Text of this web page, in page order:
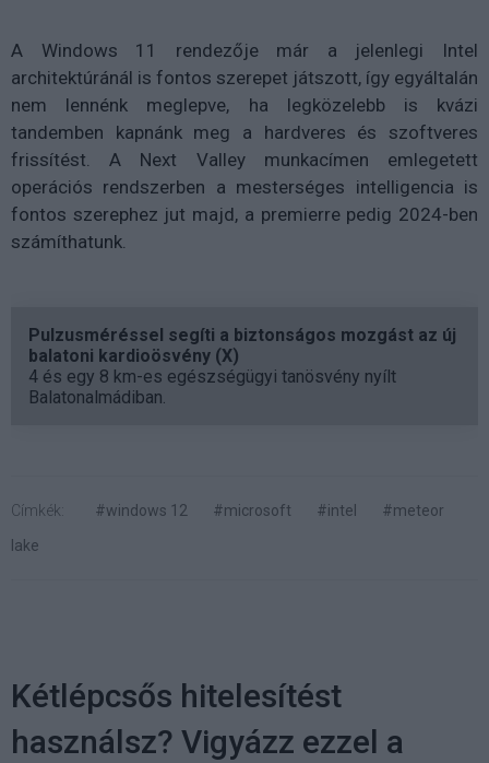
A Windows 11 rendezője már a jelenlegi Intel
architektúránál is fontos szerepet játszott, így egyáltalán
nem lennénk meglepve, ha legközelebb is kvázi
tandemben kapnánk meg a hardveres és szoftveres
frissítést. A Next Valley munkacímen emlegetett
operációs rendszerben a mesterséges intelligencia is
fontos szerephez jut majd, a premierre pedig 2024-ben
számíthatunk.
Pulzusméréssel segíti a biztonságos mozgást az új
balatoni kardioösvény (X)
4 és egy 8 km-es egészségügyi tanösvény nyílt
Balatonalmádiban.
Címkék: #windows 12 #microsoft #intel
#meteor
lake
Kétlépcsős hitelesítést
használsz? Vigyázz ezzel a